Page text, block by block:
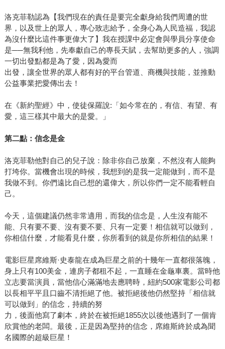
洛克菲勒認為【我們現在的責任是要完全獻身給我們周遭的世
界，以及世上的眾人，專心致志給予，全身心為人民造福，我認
為沒什麼比這件事更偉大了】我在授課中必定會與學員分享使命
是──無我利他，先奉獻自己的專長天賦，去幫助更多的人，強調
一切出發點都是為了愛，因為愛而
出發，讓全世界的眾人都有好的平台管道、商機與技能，並推動
公益事業把愛傳出去！
在《新約聖經》中，使徒保羅說:「如今常在的，有信、有望、有
愛，這三樣其中最大的是愛。」
第二點：信念是金
洛克菲勒他對自己的兒子說：除非你自己放棄，不然沒有人能夠
打垮你。當機會出現的時候，我想到的是我一定能做到，而不是
我做不到。你們遠比自己想的還偉大，所以你們一定不能看輕自
己。
今天，這個建議仍然非常適用，而我的信念是，人生沒有能不
能、只有要不要、沒有要不要、只有一定要！相信就可以做到，
你相信什麼，才能看見什麼，你所看到的就是你所相信的結果！
電影巨星席維斯·史泰龍在成為巨星之前的十幾年一直都很落魄，
身上只有100美金，連房子都租不起，一直睡在金龜車裏。當時他
立志要當演員，當他信心滿滿地去應聘時，紐約500家電影公司都
以長相平平且口齒不清拒絕了他。被拒絕後他仍然堅持「相信就
可以做到」的信念，持續的努
力，後面他寫了劇本，終於在被拒絕1855次以後他遇到了一個肯
欣賞他的老闆。最後，正是因為堅持的信念，席維斯終於成為聞
名國際的超級巨星！